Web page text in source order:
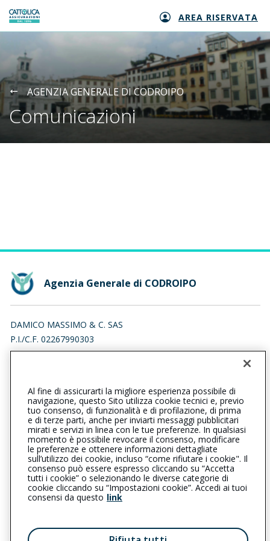
Generali logo AREA RISERVATA
AGENZIA GENERALE DI CODROIPO
Comunicazioni
Agenzia Generale di CODROIPO
DAMICO MASSIMO & C. SAS
P.I./C.F. 02267990303
VIALE FRANCESCO DUODO 39/5, 33033 CODROIPO (UD)
0432904050 0432905652
codroipo@cattolica.it
damicomassimosas@pec.it
L’intermediario è soggetto al controllo dell’IVASS. Consulta il
Registro RUI al seguentelink
Privacy | Cookie | Il Gruppo Generali
Al fine di assicurarti la migliore esperienza possibile di
navigazione, questo Sito utilizza cookie tecnici e, previo
tuo consenso, di funzionalità e di profilazione, di prima
e di terze parti, anche per inviarti messaggi pubblicitari
mirati e servizi in linea con le tue preferenze. In qualsiasi
momento è possibile revocare il consenso, modificare
le preferenze e ottenere informazioni dettagliate
sull’utilizzo dei cookie, incluso “come rifiutare i cookie". Il
consenso può essere espresso cliccando su “Accetta
tutti i cookie” o selezionando le diverse categorie di
cookie cliccando su “Impostazioni cookie”. Accedi ai tuoi
consensi da questo link